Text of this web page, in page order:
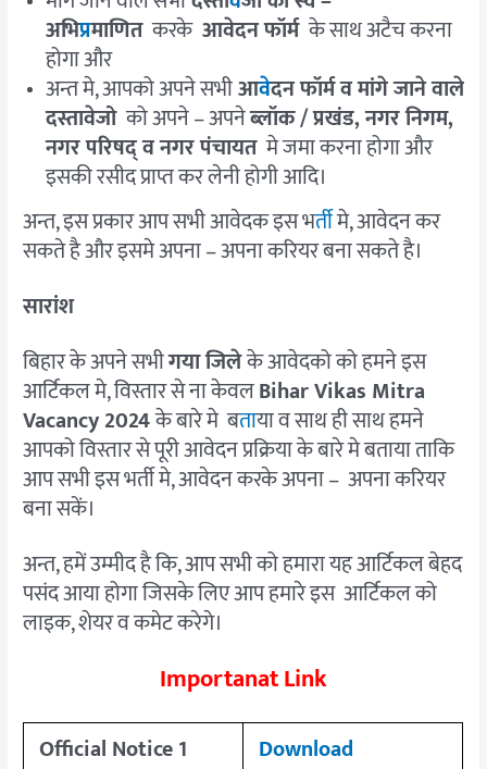
अभिप्रमाणित करके आवेदन फॉर्म के साथ अटैच करना
होगा और
अन्त मे, आपको अपने सभीआवेदन फॉर्म व मांगे जाने वाले
दस्तावेजो को अपने – अपनेब्लॉक / प्रखंड,नगर निगम,
नगर परिषद् व नगर पंचायत मे जमा करना होगा और
इसकी रसीद प्राप्त कर लेनी होगी आदि।
अन्त, इस प्रकार आप सभी आवेदक इस भर्तीमे, आवेदन कर
सकते है और इसमे अपना – अपना करियर बना सकते है।
सारांश
बिहार के अपने सभीगया जिलेके आवेदको को हमने इस
आर्टिकल मे, विस्तार से ना केवलBihar Vikas Mitra
Vacancy 2024के बारे मे बताया व साथ ही साथ हमने
आपको विस्तार से पूरी आवेदन प्रक्रिया के बारे मे बताया ताकि
आप सभी इस भर्ती मे, आवेदन करके अपना – अपना करियर
बना सकें।
अन्त, हमें उम्मीद है कि, आप सभी को हमारा यह आर्टिकल बेहद
पसंद आया होगा जिसके लिए आप हमारे इस आर्टिकल को
लाइक, शेयर व कमेट करेगे।
Importanat Link
Official Notice 1
Download